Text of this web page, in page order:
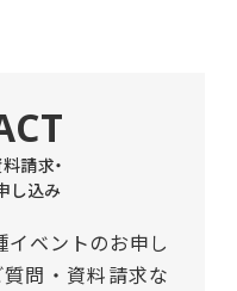
請求・
し込み
イベントのお申し
問・資料請求な